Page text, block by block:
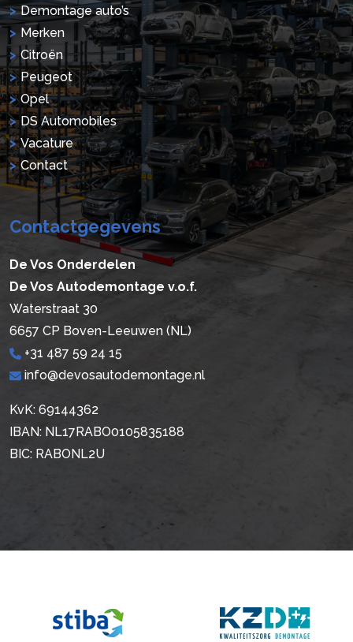
Demontage auto’s
Merken
Citroën
Peugeot
Opel
DS Automobiles
Vacature
Contact
Contactgegevens
De Vos Onderdelen
De Vos Autodemontage v.o.f.
Waterstraat 30
6657 CP Boven-Leeuwen (NL)
+31 487 59 24 15
info@devosautodemontage.nl
KvK: 69144362
IBAN: NL17RABO0105835188
BIC: RABONL2U